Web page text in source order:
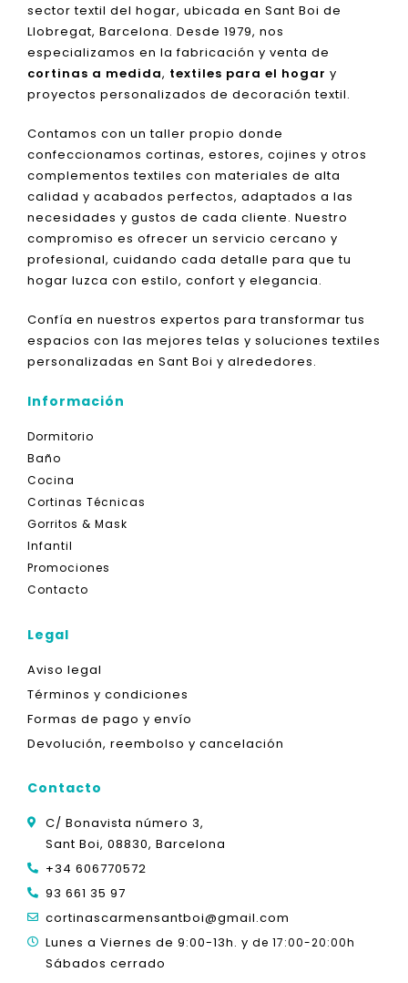
sector textil del hogar, ubicada en Sant Boi de
Llobregat, Barcelona. Desde 1979, nos
especializamos en la fabricación y venta de
cortinas a medida, textiles para el hogar y
proyectos personalizados de decoración textil.
Contamos con un taller propio donde
confeccionamos cortinas, estores, cojines y otros
complementos textiles con materiales de alta
calidad y acabados perfectos, adaptados a las
necesidades y gustos de cada cliente. Nuestro
compromiso es ofrecer un servicio cercano y
profesional, cuidando cada detalle para que tu
hogar luzca con estilo, confort y elegancia.
Confía en nuestros expertos para transformar tus
espacios con las mejores telas y soluciones textiles
personalizadas en Sant Boi y alrededores.
Información
Dormitorio
Baño
Cocina
Cortinas Técnicas
Gorritos & Mask
Infantil
Promociones
Contacto
Legal
Aviso legal
Términos y condiciones
Formas de pago y envío
Devolución, reembolso y cancelación
Contacto
C/ Bonavista número 3,
Sant Boi, 08830, Barcelona
+34 606770572
93 661 35 97
cortinascarmensantboi@gmail.com
Lunes a Viernes de 9:00-13h. y de 17:00-20:00h
Sábados cerrado